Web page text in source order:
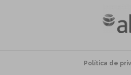
Política de